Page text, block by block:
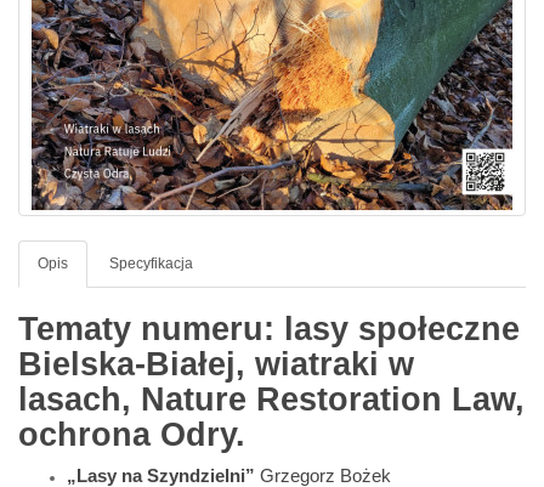
Opis Specyfikacja
Tematy numeru: lasy społeczne
Bielska-Białej, wiatraki w
lasach, Nature Restoration Law,
ochrona Odry.
„Lasy na Szyndzielni” Grzegorz Bożek